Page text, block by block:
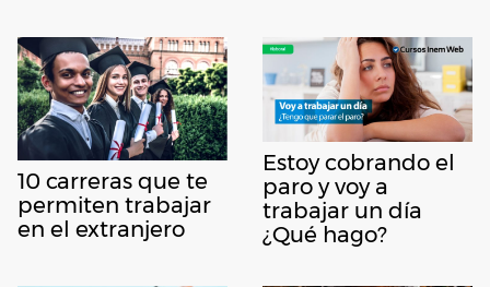
10 carreras que te
permiten trabajar
en el extranjero
Estoy cobrando el
paro y voy a
trabajar un día
¿Qué hago?